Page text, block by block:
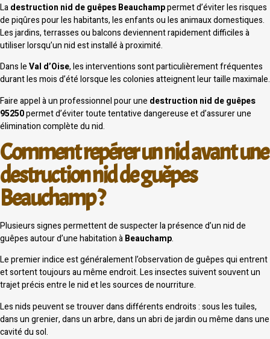
Ladestruction nid de guêpes Beauchamppermet d’éviter les risques
de piqûres pour les habitants, les enfants ou les animaux domestiques.
Les jardins, terrasses ou balcons deviennent rapidement difficiles à
utiliser lorsqu’un nid est installé à proximité.
Dans leVal d’Oise, les interventions sont particulièrement fréquentes
durant les mois d’été lorsque les colonies atteignent leur taille maximale.
Faire appel à un professionnel pour une destruction nid de guêpes
95250permet d’éviter toute tentative dangereuse et d’assurer une
élimination complète du nid.
Comment repérer un nid avant une
destruction nid de guêpes
Beauchamp ?
Plusieurs signes permettent de suspecter la présence d’un nid de
guêpes autour d’une habitation àBeauchamp.
Le premier indice est généralement l’observation de guêpes qui entrent
et sortent toujours au même endroit. Les insectes suivent souvent un
trajet précis entre le nid et les sources de nourriture.
Les nids peuvent se trouver dans différents endroits : sous les tuiles,
dans un grenier, dans un arbre, dans un abri de jardin ou même dans une
cavité du sol.